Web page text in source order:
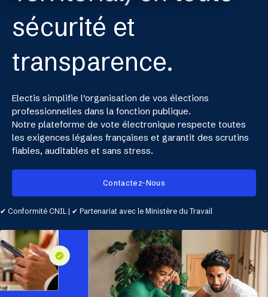
sécurité et
transparence.
Electis simplifie l’organisation de vos élections
professionnelles dans la fonction publique.
Notre plateforme de vote électronique respecte toutes
les exigences légales françaises et garantit des scrutins
fiables, auditables et sans stress.
Contactez-Nous
✔︎ Conformité CNIL | ✔︎ Partenariat avec le Ministère du Travail